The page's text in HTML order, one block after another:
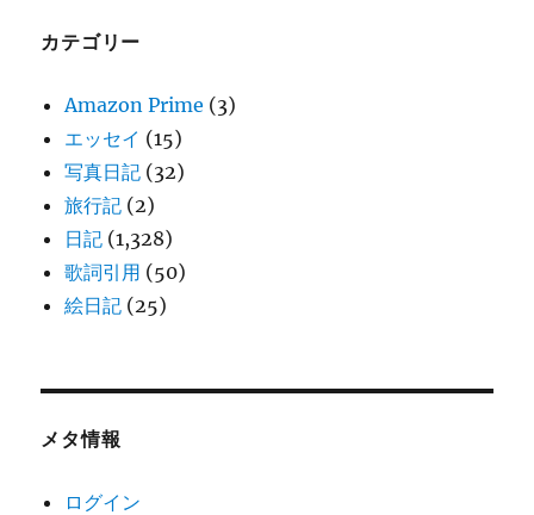
カテゴリー
Amazon Prime (3)
エッセイ (15)
写真日記 (32)
旅行記 (2)
日記 (1,328)
歌詞引用 (50)
絵日記 (25)
メタ情報
ログイン